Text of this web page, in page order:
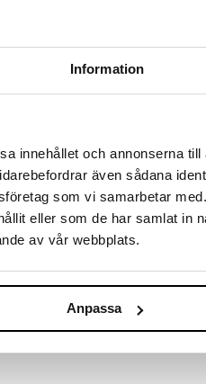
Information
innehållet och annonserna
även sådana
som vi samarbetar
eller som de har samlat in
av vår webbplats.
Anpassa
Technology, där
som avancerade
elastisk hud med strålande
trött
Placera masken och låt den